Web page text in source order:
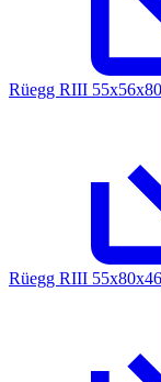
Rüegg RIII
Rüegg RIII